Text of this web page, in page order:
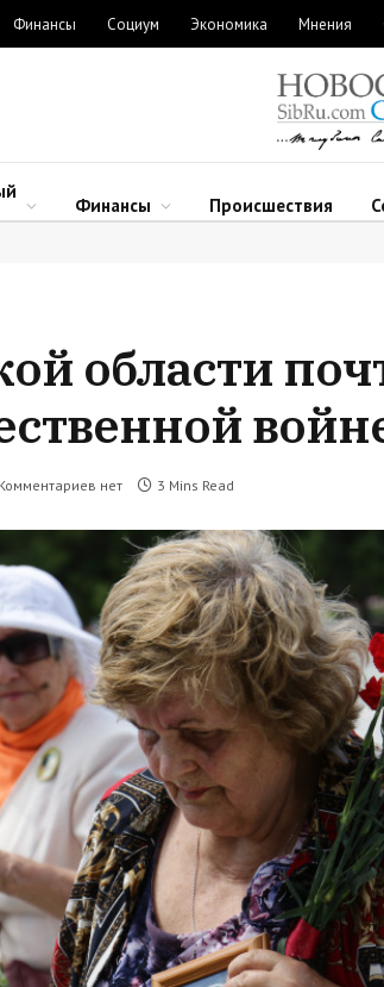
Финансы Социум Экономика Мнения
Финансы Происшествия
области
Комментариев нет 3 Mins Read